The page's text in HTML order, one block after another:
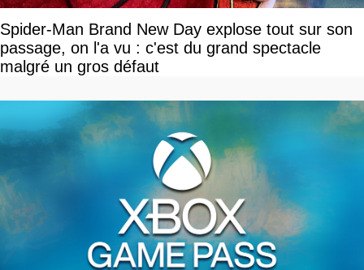
Spider-Man Brand New Day explose tout sur son
passage, on l'a vu : c'est du grand spectacle
malgré un gros défaut